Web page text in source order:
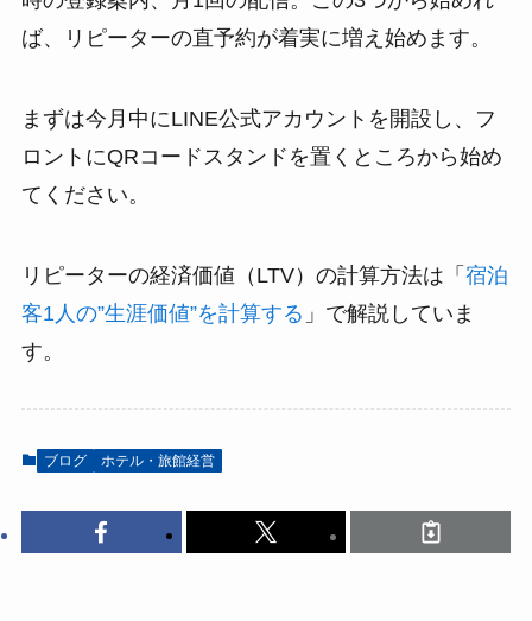
ば、リピーターの直予約が着実に増え始めます。
まずは今月中にLINE公式アカウントを開設し、フ
ロントにQRコードスタンドを置くところから始め
てください。
リピーターの経済価値（LTV）の計算方法は「 宿泊
客1人の”生涯価値”を計算する 」で解説していま
す。
ブログ ホテル・旅館経営